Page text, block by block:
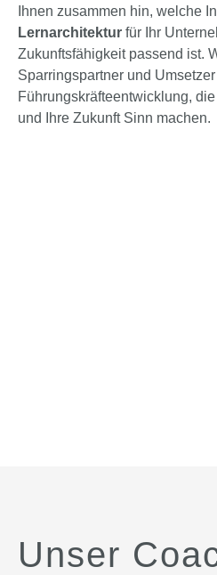
Ihnen zusammen hin, welche
Lernarchitektur für Ihr
Zukunftsfähigkeit passend ist.
Sparringspartner und
Führungskräfteentwicklung,
und Ihre Zukunft Sinn machen.
Unser